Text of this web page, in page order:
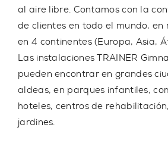
al aire libre. Contamos con la
de clientes en todo el mundo,en
en 4 continentes (Europa, Asia,
Las instalaciones TRAINER
pueden encontrar en grandes
aldeas, en parques infantiles,
hoteles, centros de
jardines.